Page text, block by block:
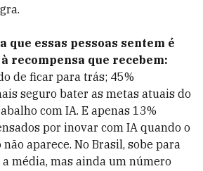
que essas pessoas sentem é
recompensa que recebem:
de ficar para trás; 45%
seguro bater as metas atuais do
com IA. E apenas 13%
por inovar com IA quando o
aparece. No Brasil, sobe para
média, mas ainda um número